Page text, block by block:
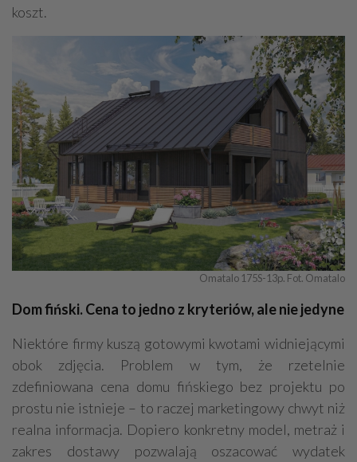
Wykonanie pod klucz
Inżynieria budowlana
Nadzór budowlany
Kamieniarstwo
Adwokaci
Prace wysokościowe
Odśnieżanie
Geodezja - usługi, sprzęt Dekarstwo
koszt.
Omatalo 175S-13p. Fot. Omatalo
Dom fiński. Cena to jedno z kryteriów, ale nie jedyne
Niektóre firmy kuszą gotowymi kwotami widniejącymi
obok zdjęcia. Problem w tym, że rzetelnie
zdefiniowana cena domu fińskiego bez projektu po
prostu nie istnieje – to raczej marketingowy chwyt niż
realna informacja. Dopiero konkretny model, metraż i
zakres dostawy pozwalają oszacować wydatek